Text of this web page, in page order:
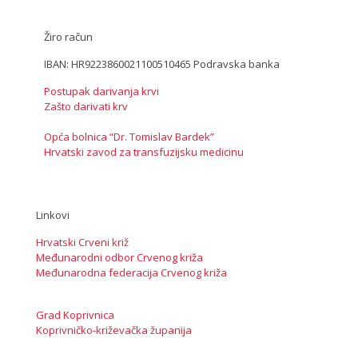
Žiro račun
IBAN: HR9223860021100510465 Podravska banka
Postupak darivanja krvi
Zašto darivati krv
Opća bolnica “Dr. Tomislav Bardek”
Hrvatski zavod za transfuzijsku medicinu
Linkovi
Hrvatski Crveni križ
Međunarodni odbor Crvenog križa
Međunarodna federacija Crvenog križa
Grad Koprivnica
Koprivničko-križevačka županija